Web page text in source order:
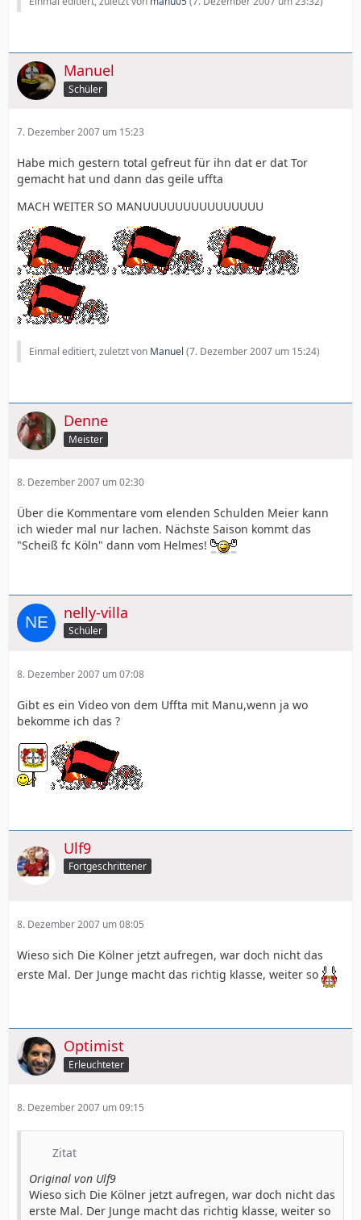
Manuel
Schüler
7. Dezember 2007 um 15:23
Habe mich gestern total gefreut für ihn dat er dat Tor
gemacht hat und dann das geile uffta
MACH WEITER SO MANUUUUUUUUUUUUUUU
Einmal editiert, zuletzt von Manuel (7. Dezember 2007 um 15:24)
Denne
Meister
8. Dezember 2007 um 02:30
Über die Kommentare vom elenden Schulden Meier kann
ich wieder mal nur lachen. Nächste Saison kommt das
"Scheiß fc Köln" dann vom Helmes!
nelly-villa
Schüler
8. Dezember 2007 um 07:08
Gibt es ein Video von dem Uffta mit Manu,wenn ja wo
bekomme ich das ?
Ulf9
Fortgeschrittener
8. Dezember 2007 um 08:05
Wieso sich Die Kölner jetzt aufregen, war doch nicht das
erste Mal. Der Junge macht das richtig klasse, weiter so
Optimist
Erleuchteter
8. Dezember 2007 um 09:15
Zitat
Original von Ulf9
Wieso sich Die Kölner jetzt aufregen, war doch nicht das
erste Mal. Der Junge macht das richtig klasse, weiter so